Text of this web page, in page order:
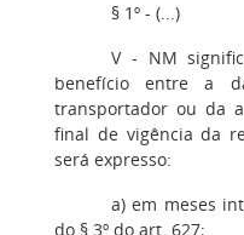
§ 1º - (...)
V - NM
benefício entre a
transportador ou da
final de vigência da
será expresso:
a) em meses
do § 3º do art. 627;